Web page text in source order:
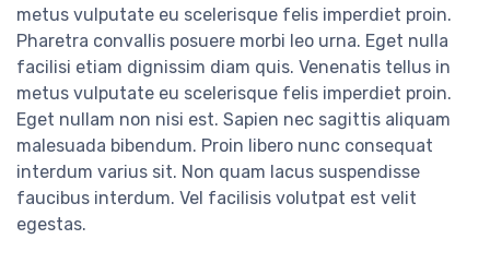
metus vulputate eu scelerisque felis imperdiet proin.
Pharetra convallis posuere morbi leo urna. Eget nulla
facilisi etiam dignissim diam quis. Venenatis tellus in
metus vulputate eu scelerisque felis imperdiet proin.
Eget nullam non nisi est. Sapien nec sagittis aliquam
malesuada bibendum. Proin libero nunc consequat
interdum varius sit. Non quam lacus suspendisse
faucibus interdum. Vel facilisis volutpat est velit
egestas.